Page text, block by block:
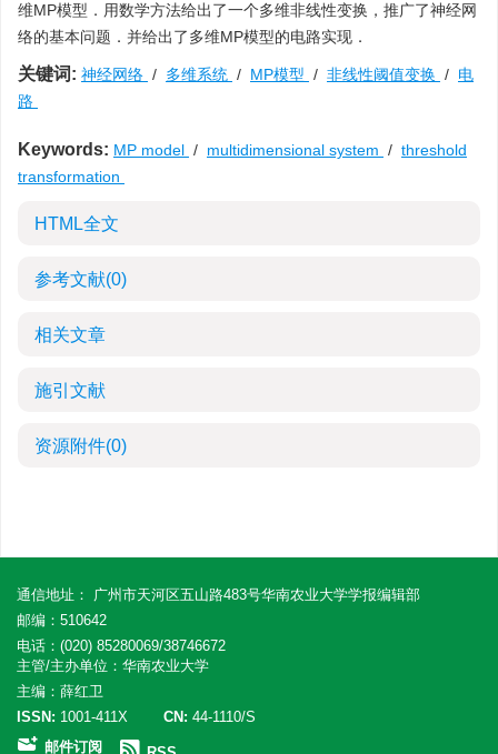
维MP模型．用数学方法给出了一个多维非线性变换，推广了神经网
络的基本问题．并给出了多维MP模型的电路实现．
关键词: 神经网络 / 多维系统 / MP模型 / 非线性阈值变换 / 电
路
Keywords: MP model / multidimensional system / threshold
transformation
HTML全文
参考文献(0)
相关文章
施引文献
资源附件(0)
通信地址： 广州市天河区五山路483号华南农业大学学报编辑部
邮编：510642
电话：(020) 85280069/38746672
主管/主办单位：华南农业大学
主编：薛红卫
ISSN: 1001-411X CN: 44-1110/S
邮件订阅